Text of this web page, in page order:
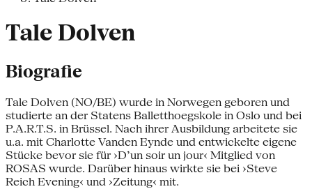
Tale Dolven
Biografie
Tale Dolven (NO/BE) wurde in Norwegen geboren und
studierte an der Statens Balletthoegskole in Oslo und bei
P.A.R.T.S. in Brüssel. Nach ihrer Ausbildung arbeitete sie
u.a. mit Charlotte Vanden Eynde und entwickelte eigene
Stücke bevor sie für ›D’un soir un jour‹ Mitglied von
ROSAS wurde. Darüber hinaus wirkte sie bei ›Steve
Reich Evening‹ und ›Zeitung‹ mit.